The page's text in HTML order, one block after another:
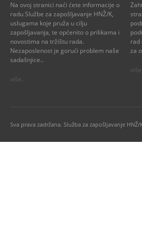
Na ovoj stranici naći ćete informacije o
radu Službe za zapošljavanje HNŽ/K,
uslugama koje pruža u cilju
zapošljavanja, te općenito o prilikama i
novostima na tržištu rada.
Nezaposlenost je gorući problem naše
sadašnjice..
više..
rad
za
Sva prava zadržana. Služba za zapošljavanje